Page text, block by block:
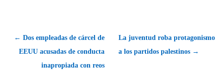
← Dos empleadas de cárcel de
EEUU acusadas de conducta
inapropiada con reos
La juventud roba protagonismo
a los partidos palestinos →